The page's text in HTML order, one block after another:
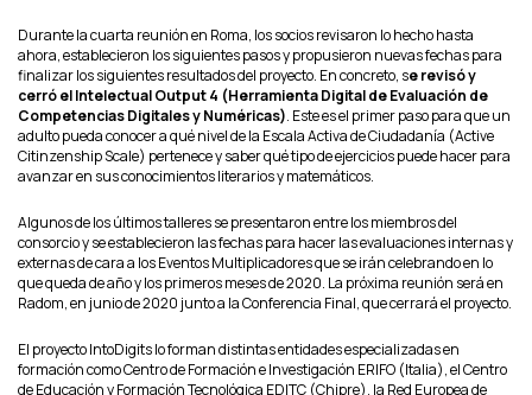
Durante la cuarta reunión en Roma, los socios revisaron lo hecho hasta
ahora, establecieron los siguientes pasos y propusieron nuevas fechas para
finalizar los siguientes resultados del proyecto. En concreto, se revisó y
cerró el Intelectual Output 4 (Herramienta Digital de Evaluación de
Competencias Digitales y Numéricas). Este es el primer paso para que un
adulto pueda conocer a qué nivel de la Escala Activa de Ciudadanía (Active
Citinzenship Scale) pertenece y saber qué tipo de ejercicios puede hacer para
avanzar en sus conocimientos literarios y matemáticos.
Algunos de los últimos talleres se presentaron entre los miembros del
consorcio y se establecieron las fechas para hacer las evaluaciones internas y
externas de cara a los Eventos Multiplicadores que se irán celebrando en lo
que queda de año y los primeros meses de 2020. La próxima reunión será en
Radom, en junio de 2020 junto a la Conferencia Final, que cerrará el proyecto.
El proyecto IntoDigits lo forman distintas entidades especializadas en
formación como Centro de Formación e Investigación ERIFO (Italia), el Centro
de Educación y Formación Tecnológica EDITC (Chipre), la Red Europea de